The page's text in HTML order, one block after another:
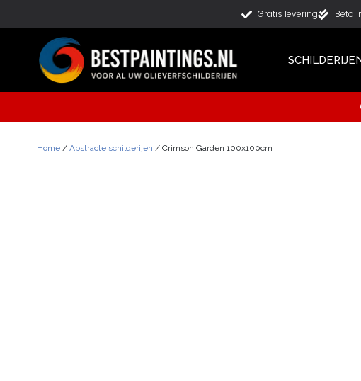
Gratis levering
Home / Abstracte schilderijen / Crimson Garden 100x100cm